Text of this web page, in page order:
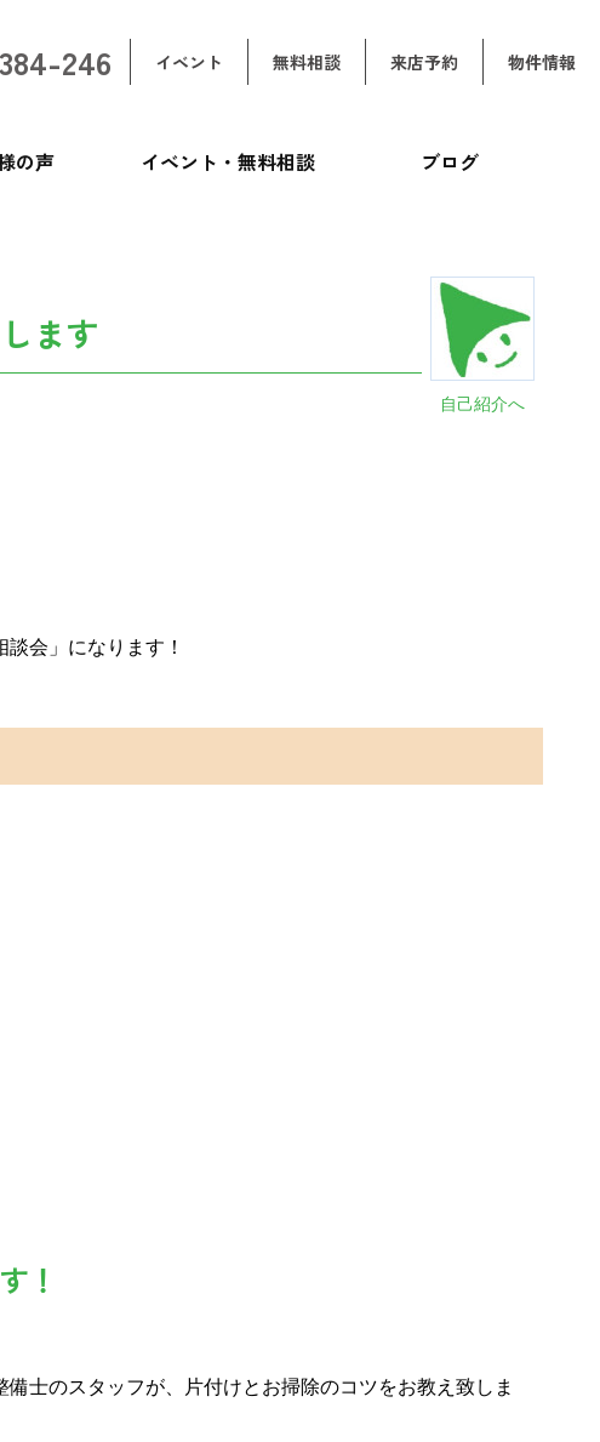
246 イベント 無料相談 来店予約 物件情報
の声 イベント・無料相談 ブログ
自己紹介へ
ます
会」になります！
！
士のスタッフが、片付けとお掃除のコツをお教え致しま